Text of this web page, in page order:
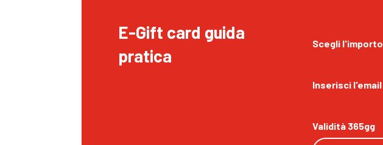
E-Gift card guida
pratica
Scegli l'importo
Inserisci
Validità 365gg